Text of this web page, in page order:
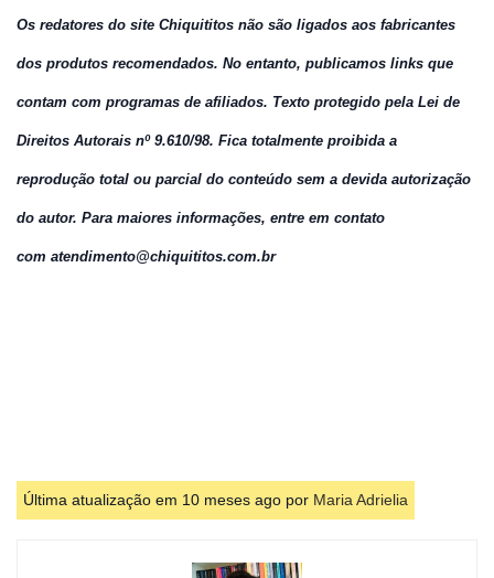
Os redatores do site Chiquititos não são ligados aos fabricantes
dos produtos recomendados. No entanto, publicamos links que
contam com programas de afiliados. Texto protegido pela Lei de
Direitos Autorais nº 9.610/98. Fica totalmente proibida a
reprodução total ou parcial do conteúdo sem a devida autorização
do autor. Para maiores informações, entre em contato
com atendimento@chiquititos.com.br
Última atualização em 10 meses ago por Maria Adrielia